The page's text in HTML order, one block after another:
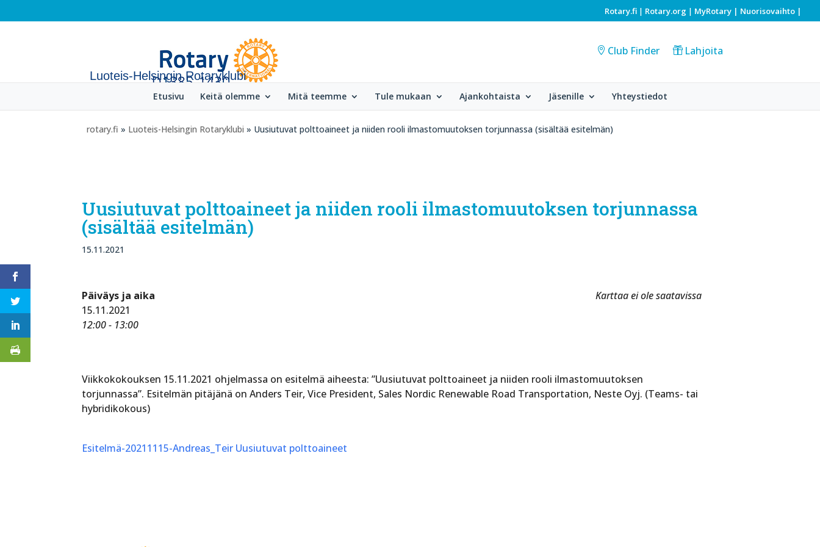
Rotary.fi | Rotary.org | MyRotary | Nuorisovaihto |
Luoteis-Helsingin Rotaryklubi
Club Finder Lahjoita
Etusivu Keitä olemme Mitä teemme Tule mukaan Ajankohtaista Jäsenille Yhteystiedot
rotary.fi » Luoteis-Helsingin Rotaryklubi » Uusiutuvat polttoaineet ja niiden rooli ilmastomuutoksen torjunnassa (sisältää esitelmän)
Uusiutuvat polttoaineet ja niiden rooli ilmastomuutoksen torjunnassa
(sisältää esitelmän)
15.11.2021
Karttaa ei ole saatavissa
Päiväys ja aika
15.11.2021
12:00 - 13:00
Viikkokokouksen 15.11.2021 ohjelmassa on esitelmä aiheesta: ”Uusiutuvat polttoaineet ja niiden rooli ilmastomuutoksen
torjunnassa”. Esitelmän pitäjänä on Anders Teir, Vice President, Sales Nordic Renewable Road Transportation, Neste Oyj. (Teams- tai
hybridikokous)
Esitelmä-20211115-Andreas_Teir Uusiutuvat polttoaineet